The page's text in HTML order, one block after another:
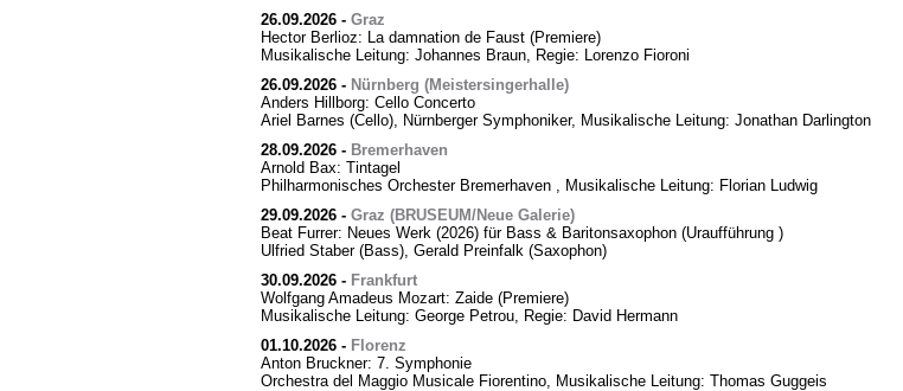
26.09.2026- Graz
Hector Berlioz: La damnation de Faust (Premiere)
Musikalische Leitung: Johannes Braun, Regie: Lorenzo Fioroni
26.09.2026- Nürnberg (Meistersingerhalle)
Anders Hillborg: Cello Concerto
Ariel Barnes (Cello), Nürnberger Symphoniker, Musikalische Leitung: Jonathan Darlington
28.09.2026- Bremerhaven
Arnold Bax: Tintagel
Philharmonisches Orchester Bremerhaven , Musikalische Leitung: Florian Ludwig
29.09.2026- Graz (BRUSEUM/Neue Galerie)
Beat Furrer: Neues Werk (2026) für Bass & Baritonsaxophon (Uraufführung )
Ulfried Staber (Bass), Gerald Preinfalk (Saxophon)
30.09.2026- Frankfurt
Wolfgang Amadeus Mozart: Zaide (Premiere)
Musikalische Leitung: George Petrou, Regie: David Hermann
01.10.2026- Florenz
Anton Bruckner: 7. Symphonie
Orchestra del Maggio Musicale Fiorentino, Musikalische Leitung: Thomas Guggeis